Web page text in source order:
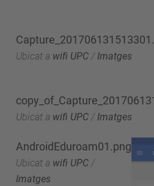
Ubicat a wifi UPC / Imatges
Ubicat a wifi UPC / Imatges
AndroidEduroam01.png
Ubicat a wifi UPC /
Imatges